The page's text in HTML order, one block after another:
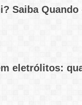
Saiba
eletrólitos: